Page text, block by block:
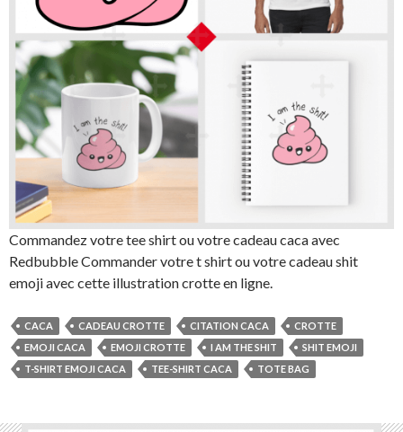
Commandez votre tee shirt ou votre cadeau caca avec
Redbubble Commander votre t shirt ou votre cadeau shit
emoji avec cette illustration crotte en ligne.
CACA CADEAU CROTTE CITATION CACA
CROTTE
EMOJI CACA
EMOJI CROTTE I AM THE SHIT
SHIT EMOJI
T-SHIRT EMOJI CACA
TEE-SHIRT CACA TOTE BAG